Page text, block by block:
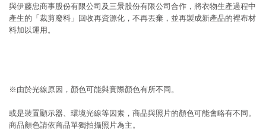
與伊藤忠商事股份有限公司及三景股份有限公司合作，將衣物生產過程中
產生的「裁剪廢料」回收再資源化，不再丟棄，並再製成新產品的裡布材
料加以運用。
※由於光線原因，顏色可能與實際顏色有所不同。
或是裝置顯示器、環境光線等因素，商品與照片的顏色可能會略有不同。
商品顏色請依商品單獨拍攝照片為主。